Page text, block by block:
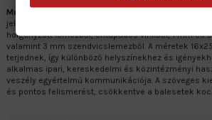
Magas hőmérséklet
figyelmeztető piktogram
jelzi a hőveszélyt. A piktogram többféle
horganyzott lemezből, öntapadós vinilből, 1 mm és
valamint 3 mm szendvicslemezből. A méretek
terjednek, így különböző helyszínekhez és
alkalmas ipari, kereskedelmi és közintézményi
veszély egyértelmű kommunikációja. A szöveges
és pontos felismerést, csökkentve a balesetek